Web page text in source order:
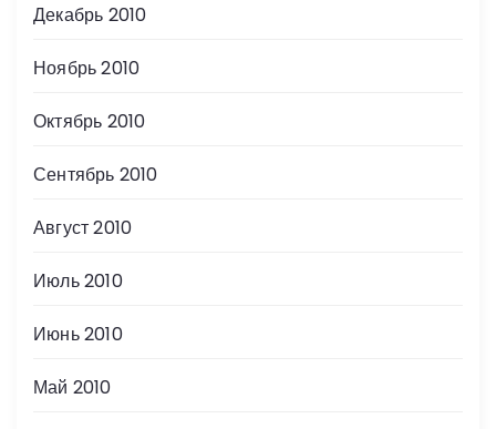
Декабрь 2010
Ноябрь 2010
Октябрь 2010
Сентябрь 2010
Август 2010
Июль 2010
Июнь 2010
Май 2010